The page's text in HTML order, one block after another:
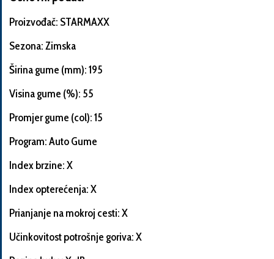
Broj
telefona
Informacije
o
i
Proizvođač: STARMAXX
Sezona: Zimska
Širina gume (mm): 195
Visina gume (%): 55
Promjer gume (col): 15
Program: Auto Gume
Index brzine: X
Index opterećenja: X
Prianjanje na mokroj cesti: X
Učinkovitost potrošnje goriva: X